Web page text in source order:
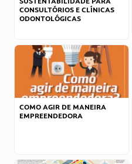
CONSULTÓRIOS E CLÍNICAS
ODONTOLÓGICAS
COMO AGIR DE MANEIRA
EMPREENDEDORA